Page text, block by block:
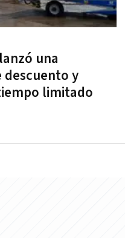
una
descuento y
limitado